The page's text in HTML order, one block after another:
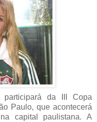
participará da III Copa
Paulo, que acontecerá
capital paulistana. A